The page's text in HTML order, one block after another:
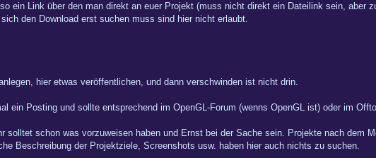
ein Link über den man direkt an euer Projekt (muss nicht direkt ein Dateilink sein, aber
den Download erst suchen muss sind hier nicht erlaubt.
hier etwas veröffentlichen, und dann verschwinden ist nicht drin.
ein Posting und sollte entsprechend im OpenGL-Forum (wenns OpenGL ist) oder im
solltet schon was vorzuweisen haben und Ernst bei der Sache sein. Projekte nach dem
Beschreibung der Projektziele, Screenshots usw. haben hier auch nichts zu suchen.